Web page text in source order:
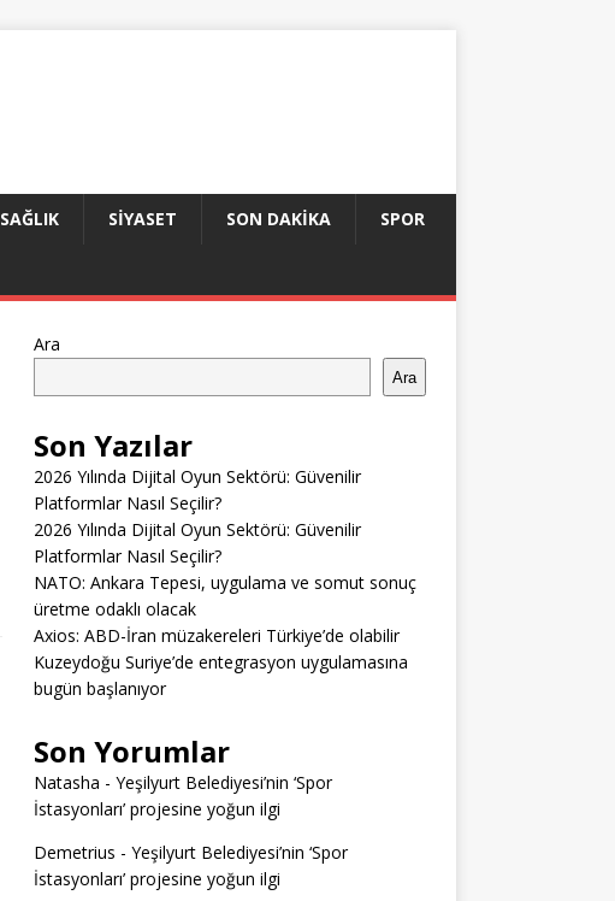
SAĞLIK SIYASET SON DAKIKA SPOR
Ara
Ara
Son Yazılar
2026 Yılında Dijital Oyun Sektörü: Güvenilir
Platformlar Nasıl Seçilir?
2026 Yılında Dijital Oyun Sektörü: Güvenilir
Platformlar Nasıl Seçilir?
NATO: Ankara Tepesi, uygulama ve somut sonuç
üretme odaklı olacak
Axios: ABD-İran müzakereleri Türkiye’de olabilir
Kuzeydoğu Suriye’de entegrasyon uygulamasına
bugün başlanıyor
Son Yorumlar
Natasha - Yeşilyurt Belediyesi’nin ‘Spor
İstasyonları’ projesine yoğun ilgi
Demetrius - Yeşilyurt Belediyesi’nin ‘Spor
İstasyonları’ projesine yoğun ilgi